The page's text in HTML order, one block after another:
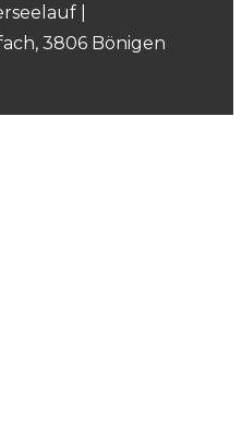
|
3806 Bönigen